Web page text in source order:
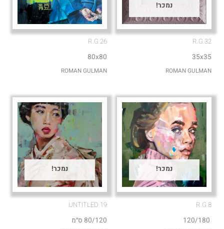
נמכר!
R.G.32
35x35
ROMAN GULMAN
R.G.26
80x80
ROMAN GULMAN
נמכר!
R.G 8
נמכר!
UNTITLED 19
80/120 ס״מ